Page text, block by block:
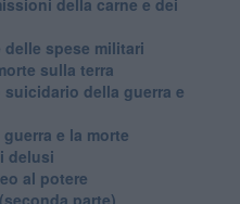
spese militari
sulla terra
della guerra e
e la morte
delusi
al potere
parte)